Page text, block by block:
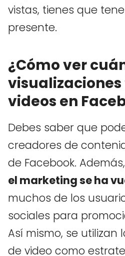
vistas, tienes que
presente.
¿Cómo ver
videos en
Debes saber que
creadores de
de Facebook.
el marketing se ha
muchos de los
sociales para
Así mismo, se utilizan
de video como